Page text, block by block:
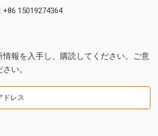
+86 15019274364
情報を入手し、購読してください。ご意
い。